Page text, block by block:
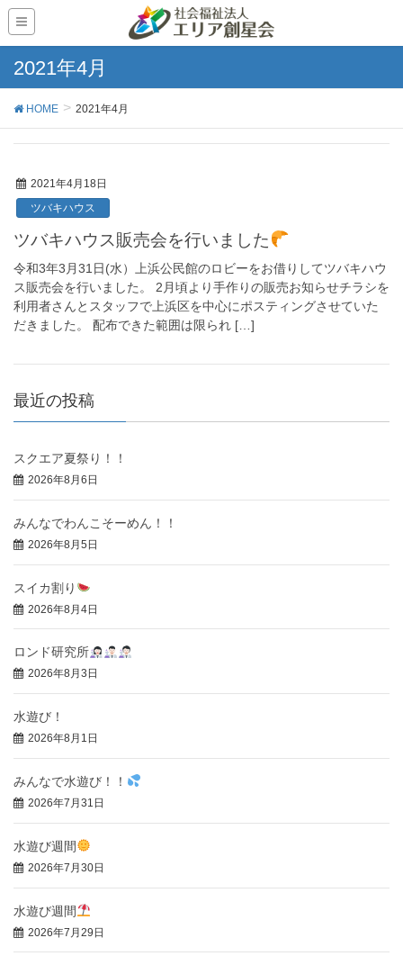
2021年4月
HOME 2021年4月
2021年4月18日
ツバキハウス
ツバキハウス販売会を行いました
令和3年3月31日(水）上浜公民館のロビーをお借りしてツバキハウ
ス販売会を行いました。 2月頃より手作りの販売お知らせチラシを
利用者さんとスタッフで上浜区を中心にポスティングさせていた
だきました。 配布できた範囲は限られ […]
最近の投稿
スクエア夏祭り！！
2026年8月6日
みんなでわんこそーめん！！
2026年8月5日
スイカ割り
2026年8月4日
ロンド研究所
2026年8月3日
水遊び！
2026年8月1日
みんなで水遊び！！
2026年7月31日
水遊び週間
2026年7月30日
水遊び週間
2026年7月29日